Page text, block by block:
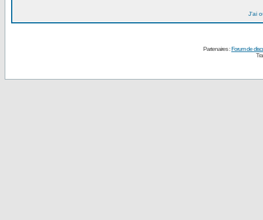
J'ai
Partenaires :Forum de